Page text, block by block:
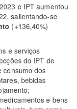
o IPT aumentou
salientando-se
(+136,40%)
e serviços
do IPT de
consumo dos
bebidas
e bens